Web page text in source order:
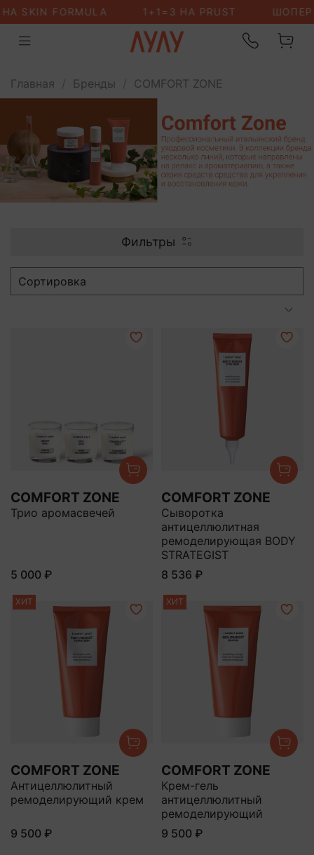
Главная Бренды COMFORT ZONE
Фильтры
COMFORT ZONE
Трио аромасвечей
5 000 ₽
COMFORT ZONE
Сыворотка
антицеллюлитная
ремоделирующая BODY
STRATEGIST
8 536 ₽
ХИТ
COMFORT ZONE
Антицеллюлитный
ремоделирующий крем
9 500 ₽
ХИТ
COMFORT ZONE
Крем-гель
антицеллюлитный
ремоделирующий
9 500 ₽